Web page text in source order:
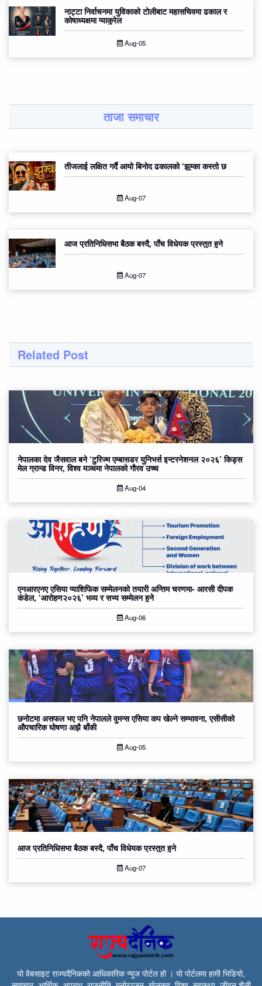
नाट्टा निर्वाचनमा युविकाको टोलीबाट महासचिवमा ढकाल र
कोषाध्यक्षमा प्याकुरेल
Aug-05
ताजा समाचार
तीजलाई लक्षित गर्दै आयो बिनोद ढकालको ‘झुम्का कस्तो छ
Aug-07
आज प्रतिनिधिसभा बैठक बस्दै, पाँच विधेयक प्रस्तुत हुने
Aug-07
Related Post
नेपालका देव जैसवाल बने ‘टुरिज्म एम्बासडर युनिभर्स इन्टरनेशनल २०२६’ किड्स
मेल ग्रान्ड विनर, विश्व मञ्चमा नेपालको गौरव उच्च
Aug-04
एनआरएनए एसिया प्याशिफिक सम्मेलनको तयारी अन्तिम चरणमा- आरसी दीपक
कंडेल, ‘आरोहण२०२६’ भव्य र सभ्य सम्मेलन हुने
Aug-06
छनोटमा असफल भए पनि नेपालले वुमन्स एसिया कप खेल्ने सम्भावना, एसीसीको
औपचारिक घोषणा अझै बाँकी
Aug-05
आज प्रतिनिधिसभा बैठक बस्दै, पाँच विधेयक प्रस्तुत हुने
Aug-07
यो वेबसाइट राज्यदैनिकको आधिकारिक न्युज पोर्टल हो । यो पोर्टलमा हामी भिडियो,